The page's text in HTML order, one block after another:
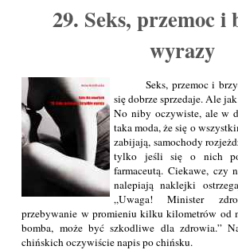
29. Seks, przemoc
wyrazy
Seks, przemoc i
się dobrze sprzedaje. Ale
No niby oczywiste, ale w
taka moda, że się o
zabijają, samochody
tylko jeśli się o nich
farmaceutą. Ciekawe, czy
nalepiają naklejki
„Uwaga! Minister
przebywanie w promieniu kilku kilometrów od
bomba, może być szkodliwe dla zdrowia.”
chińskich oczywiście napis po chińsku.